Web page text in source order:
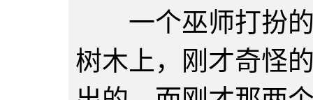
一个巫师打扮的
树木上，刚才奇怪